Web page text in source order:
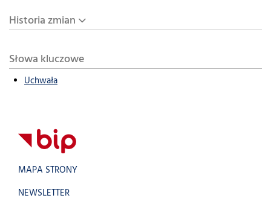
Historia zmian
Słowa kluczowe
Uchwała
MAPA STRONY
NEWSLETTER